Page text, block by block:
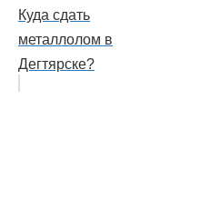
Куда сдать
металлолом в
Дегтярске?